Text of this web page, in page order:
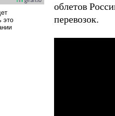
облетов
перевозок.